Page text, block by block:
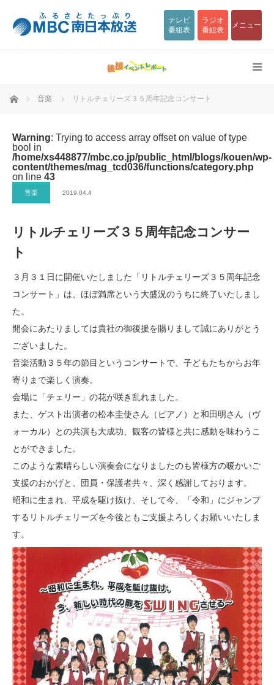
テレビ
番組表
ラジオ
番組表
メニュー
ホーム 音楽 リトルチェリーズ３５周年記念コンサート
Warning: Trying to access array offset on value of type
bool in
/home/xs448877/mbc.co.jp/public_html/blogs/kouen/wp-
content/themes/mag_tcd036/functions/category.php
on line 43
音楽 2019.04.4
リトルチェリーズ３５周年記念コンサー
ト
３月３１日に開催いたしました「リトルチェリーズ３５周年記念
コンサート」は、ほぼ満席という大盛況のうちに終了いたしまし
た。
開会にあたりましては貴社の御後援を賜りまして誠にありがとう
ございました。
音楽活動３５年の節目というコンサートで、子どもたちからお年
寄りまで楽しく演奏。
会場に「チェリー」の花が咲き乱れました。
また、ゲスト出演者の松本圭使さん（ピアノ）と和田明さん（ヴ
ォーカル）との共演も大成功、観客の皆様と共に感動を味わうこ
とができました。
このような素晴らしい演奏会になりましたのも皆様方の暖かいご
支援のおかげと、団員・保護者共々、深く感謝しております。
昭和に生まれ、平成を駆け抜け、そして今、「令和」にジャンプ
するリトルチェリーズを今後ともご支援よろしくお願いいたしま
す。